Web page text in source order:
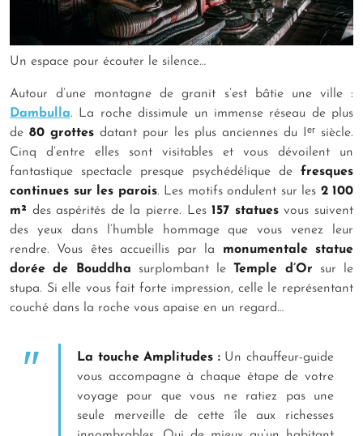
Un espace pour écouter le silence…
Autour d’une montagne de granit s’est bâtie une ville :
Dambulla. La roche dissimule un immense réseau de plus
de 80 grottes datant pour les plus anciennes du Iᵉʳ siècle.
Cinq d’entre elles sont visitables et vous dévoilent un
fantastique spectacle presque psychédélique de fresques
continues sur les parois. Les motifs ondulent sur les 2 100
m² des aspérités de la pierre. Les157 statuesvous suivent
des yeux dans l’humble hommage que vous venez leur
rendre. Vous êtes accueillis par la monumentale statue
dorée de Bouddha surplombant leTemple d’Or sur le
stupa. Si elle vous fait forte impression, celle le représentant
couché dans la roche vous apaise en un regard…
La touche Amplitudes :Un chauffeur-guide
vous accompagne à chaque étape de votre
voyage pour que vous ne ratiez pas une
seule merveille de cette île aux richesses